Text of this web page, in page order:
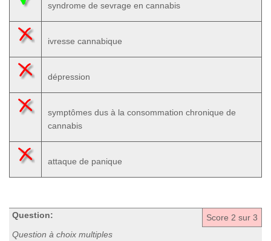
syndrome de sevrage en cannabis
ivresse cannabique
dépression
symptômes dus à la consommation chronique de
cannabis
attaque de panique
Score 2 sur 3
Question:
Question à choix multiples